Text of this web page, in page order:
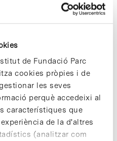
de Fundació Parc
cookies pròpies i de
les seves
perquè accedeixi al
característiques que
de la d'altres
(analitzar com
ORGANITZADOR
Parc Científic de
Visualitza el lloc web
de Organitzador